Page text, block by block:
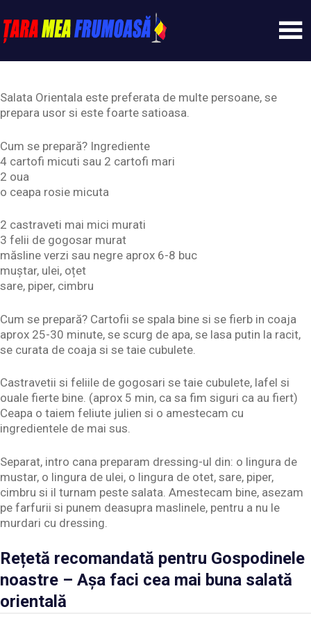
to
content
Tarameafrumoasa
Salata Orientala este preferata de multe persoane, se
prepara usor si este foarte satioasa.
Cum se prepară? Ingrediente
4 cartofi micuti sau 2 cartofi mari
2 oua
o ceapa rosie micuta
2 castraveti mai mici murati
3 felii de gogosar murat
măsline verzi sau negre aprox 6-8 buc
muștar, ulei, oțet
sare, piper, cimbru
Cum se prepară? Cartofii se spala bine si se fierb in coaja
aprox 25-30 minute, se scurg de apa, se lasa putin la racit,
se curata de coaja si se taie cubulete.
Castravetii si feliile de gogosari se taie cubulete, lafel si
ouale fierte bine. (aprox 5 min, ca sa fim siguri ca au fiert)
Ceapa o taiem feliute julien si o amestecam cu
ingredientele de mai sus.
Separat, intro cana preparam dressing-ul din: o lingura de
mustar, o lingura de ulei, o lingura de otet, sare, piper,
cimbru si il turnam peste salata. Amestecam bine, asezam
pe farfurii si punem deasupra maslinele, pentru a nu le
murdari cu dressing.
Rețetă recomandată pentru Gospodinele
noastre – Așa faci cea mai buna salată
orientală